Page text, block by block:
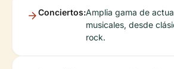
Conciertos:Amplia gama de
musicales, desde
rock.